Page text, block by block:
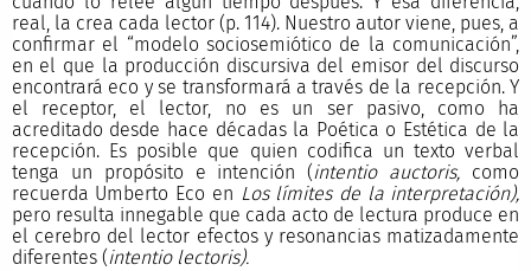
real, la crea cada lector (p. 114). Nuestro autor viene, pues, a
confirmar el “modelo sociosemiótico de la comunicación”,
en el que la producción discursiva del emisor del discurso
encontrará eco y se transformará a través de la recepción. Y
el receptor, el lector, no es un ser pasivo, como ha
acreditado desde hace décadas la Poética o Estética de la
recepción. Es posible que quien codifica un texto verbal
tenga un propósito e intención (intentio auctoris, como
recuerda Umberto Eco en Los límites de la interpretación),
pero resulta innegable que cada acto de lectura produce en
el cerebro del lector efectos y resonancias matizadamente
diferentes (intentio lectoris).